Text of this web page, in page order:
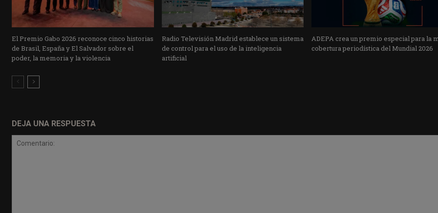
El Premio Gabo 2026 reconoce cinco historias
de Brasil, España y El Salvador sobre el
poder, la memoria y la violencia
Radio Televisión Madrid establece un sistema
de control para el uso de la inteligencia
artificial
ADEPA crea un premio especial para la
cobertura periodística del Mundial 2026
DEJA UNA RESPUESTA